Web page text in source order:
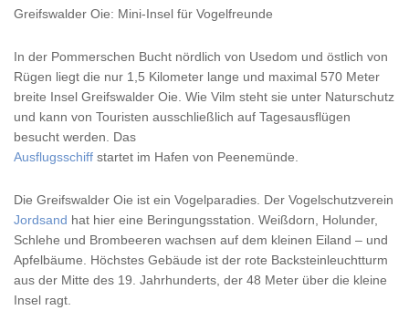
Greifswalder Oie: Mini-Insel für Vogelfreunde
In der Pommerschen Bucht nördlich von Usedom und östlich von
Rügen liegt die nur 1,5 Kilometer lange und maximal 570 Meter
breite Insel Greifswalder Oie. Wie Vilm steht sie unter Naturschutz
und kann von Touristen ausschließlich auf Tagesausflügen
besucht werden. Das
Ausflugsschiff startet im Hafen von Peenemünde.
Die Greifswalder Oie ist ein Vogelparadies. Der Vogelschutzverein
Jordsand hat hier eine Beringungsstation. Weißdorn, Holunder,
Schlehe und Brombeeren wachsen auf dem kleinen Eiland – und
Apfelbäume. Höchstes Gebäude ist der rote Backsteinleuchtturm
aus der Mitte des 19. Jahrhunderts, der 48 Meter über die kleine
Insel ragt.